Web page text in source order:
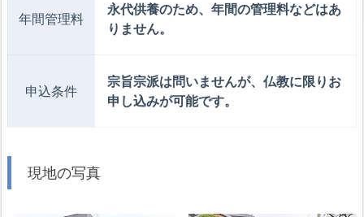
年間管理料
永代供養のため、年間の管理料などはあ
りません。
申込条件
宗旨宗派は問いませんが、仏教に限りお
申し込みが可能です。
現地の写真